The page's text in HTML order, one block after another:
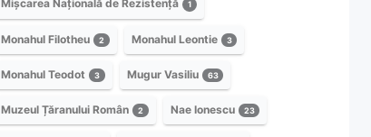
Mișcarea Națională de Rezistență 1
Monahul Filotheu 2 Monahul Leontie 3
Monahul Teodot 3 Mugur Vasiliu 63
Muzeul Țăranului Român 2 Nae Ionescu 23